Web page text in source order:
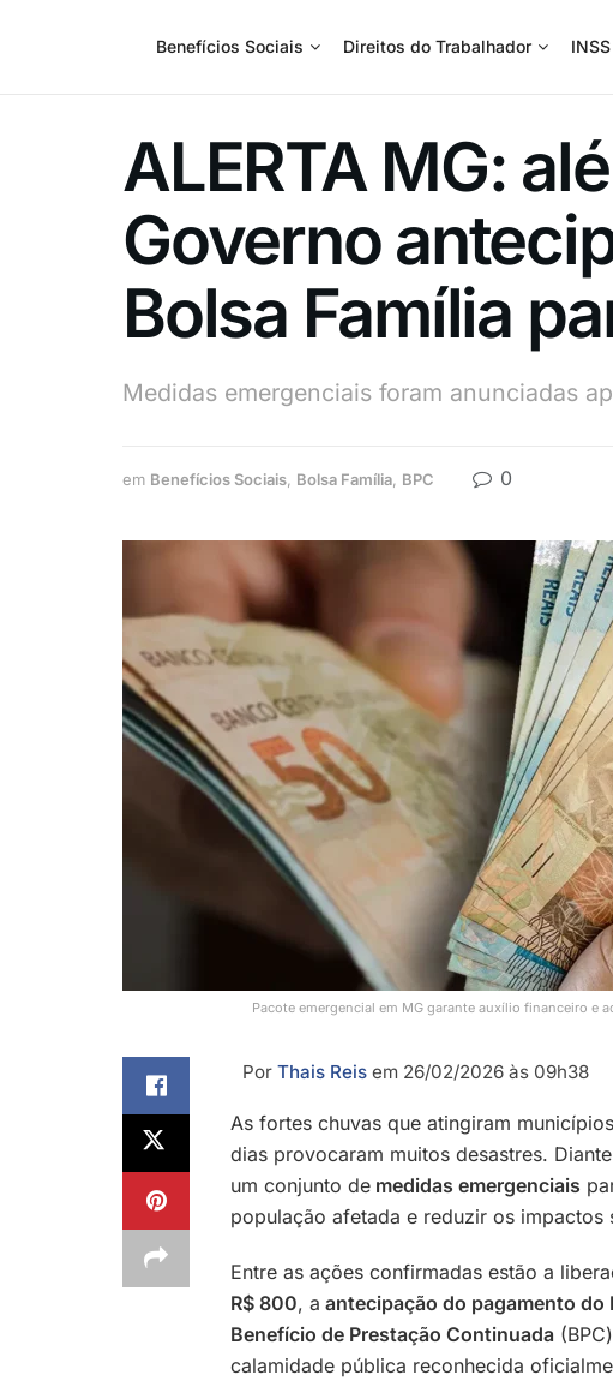
Benefícios Sociais Direitos do Trabalhador INSS
ALERTA MG:
Governo
Bolsa Família
Medidas emergenciais foram anunciadas
em Benefícios Sociais, Bolsa Família, BPC 0
Pacote emergencial em MG garante auxílio financeiro e
Por Thais Reis em 26/02/2026 às 09h38
As fortes chuvas que atingiram
dias provocaram muitos desastres.
um conjunto de medidas emergenciais
população afetada e reduzir os impactos
Entre as ações confirmadas estão a
R$ 800, a antecipação do pagamento do
Benefício de Prestação Continuada
calamidade pública reconhecida